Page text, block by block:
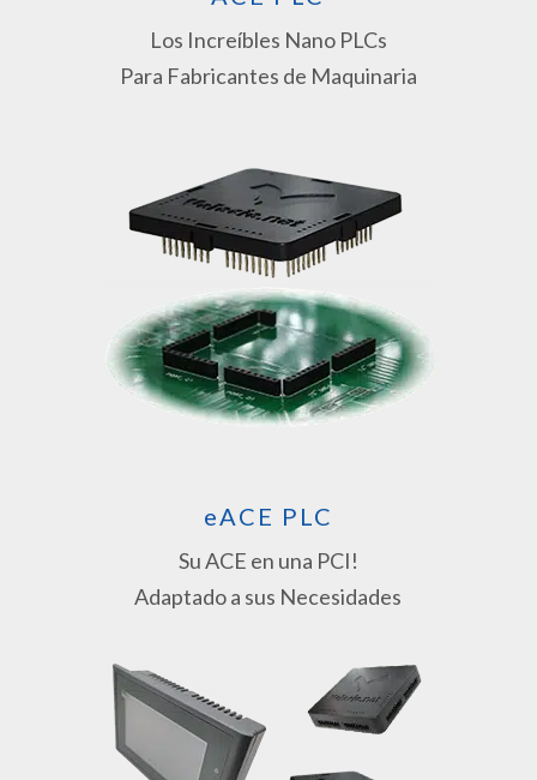
Los Increíbles Nano PLCs
Para Fabricantes de Maquinaria
eACE PLC
Su ACE en una PCI!
Adaptado a sus Necesidades